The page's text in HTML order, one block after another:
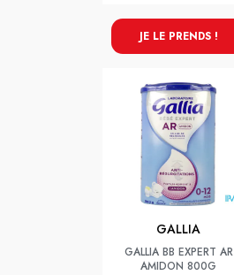
JE LE PRENDS !
GALLIA
GALLIA BB EXPERT AR
AMIDON 800G